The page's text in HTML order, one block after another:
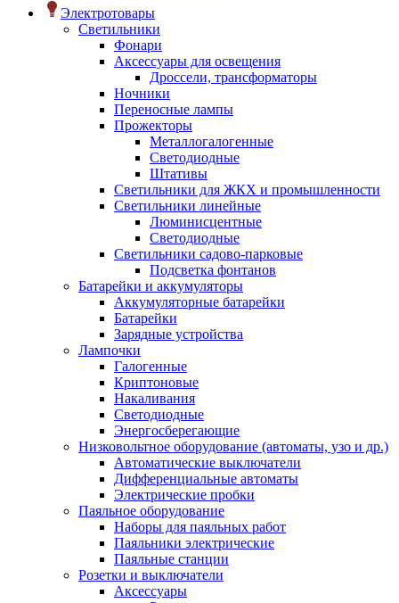
Электротовары
Светильники
Фонари
Аксессуары для освещения
Дроссели, трансформаторы
Ночники
Переносные лампы
Прожекторы
Металлогалогенные
Светодиодные
Штативы
Светильники для ЖКХ и промышленности
Светильники линейные
Люминисцентные
Светодиодные
Светильники садово-парковые
Подсветка фонтанов
Батарейки и аккумуляторы
Аккумуляторные батарейки
Батарейки
Зарядные устройства
Лампочки
Галогенные
Криптоновые
Накаливания
Светодиодные
Энергосберегающие
Низковольтное оборудование (автоматы, узо и др.)
Автоматические выключатели
Дифференциальные автоматы
Электрические пробки
Паяльное оборудование
Наборы для паяльных работ
Паяльники электрические
Паяльные станции
Розетки и выключатели
Аксессуары